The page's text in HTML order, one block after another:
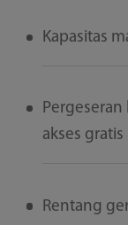
Kapasitas
akses gratis
Rentang